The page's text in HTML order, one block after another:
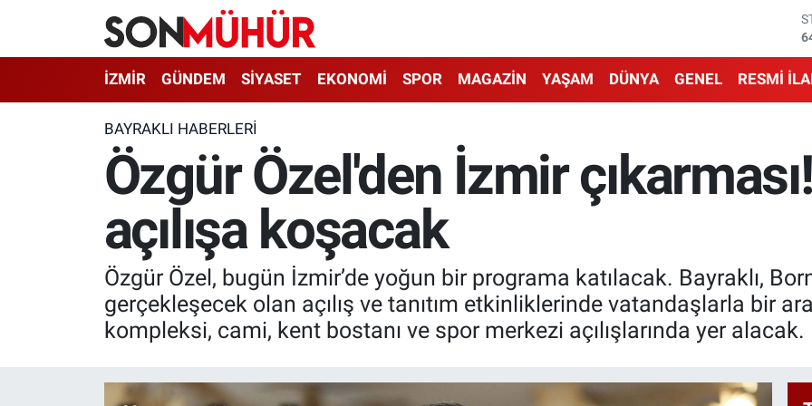
İZMİR GÜNDEM SİYASET EKONOMİ SPOR MAGAZİN YAŞAM DÜNYA GENEL RESMİ
BAYRAKLI HABERLERI
Özgür Özel'den İzmir
açılışa koşacak
Özgür Özel, bugün İzmir’de yoğun bir programa katılacak. Bayraklı,
gerçekleşecek olan açılış ve tanıtım etkinliklerinde vatandaşlarla bir
kompleksi, cami, kent bostanı ve spor merkezi açılışlarında yer alacak.
İzmir Nöbetçi Eczaneler
İzmir Namaz Vakitleri
İzmir Trafik Yoğunluk Haritası
Süper Lig Puan Durumu ve Fikstür
Tüm Manşetler
Son Dakika Haberleri
Haber Arşivi